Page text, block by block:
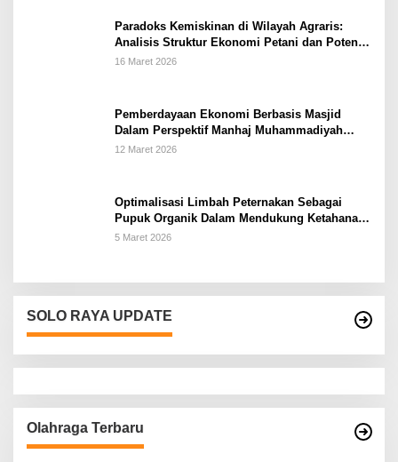
Paradoks Kemiskinan di Wilayah Agraris:
Analisis Struktur Ekonomi Petani dan Potensi
Pemberdayaan Berbasis Masjid di Kabupaten
16 Maret 2026
Pemberdayaan Ekonomi Berbasis Masjid
Dalam Perspektif Manhaj Muhammadiyah
Untuk Penguatan Keluarga Sakinah di
12 Maret 2026
Optimalisasi Limbah Peternakan Sebagai
Pupuk Organik Dalam Mendukung Ketahanan
Pangan Rumah Tangga Petani di Kabupaten
5 Maret 2026
SOLO RAYA UPDATE
Olahraga Terbaru